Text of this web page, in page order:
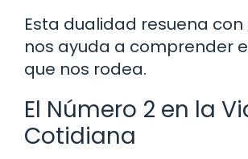
Esta dualidad resuena
nos ayuda a comprender
que nos rodea.
El Número 2 en la
Cotidiana